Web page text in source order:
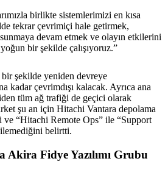
birlikte sistemlerimizi en kısa
tekrar çevrimiçi hale getirmek,
devam etmek ve olayın etkilerini
bir şekilde çalışıyoruz.”
şekilde yeniden devreye
kadar çevrimdışı kalacak. Ayrıca ana
tüm ağ trafiği de geçici olarak
şu an için Hitachi Vantara depolama
“Hitachi Remote Ops” ile “Support
belirtti.
Akira Fidye Yazılımı Grubu